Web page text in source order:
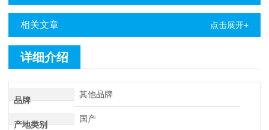
相关文章 点击展开+
详细介绍
品牌
其他品牌
产地类别
国产